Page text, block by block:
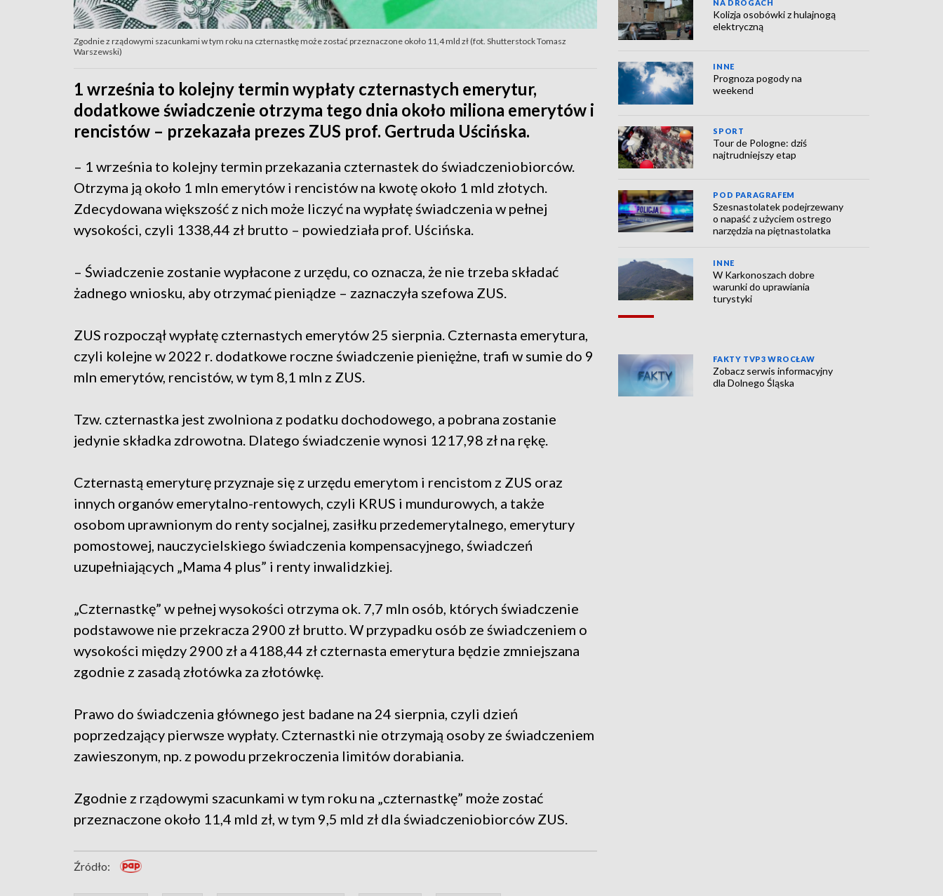
Zgodnie z rządowymi szacunkami w tym roku na czternastkę może zostać przeznaczone około 11,4 mld zł (fot. Shutterstock Tomasz
Warszewski)
1 września to kolejny termin wypłaty czternastych emerytur,
dodatkowe świadczenie otrzyma tego dnia około miliona emerytów i
rencistów – przekazała prezes ZUS prof. Gertruda Uścińska.
– 1 września to kolejny termin przekazania czternastek do świadczeniobiorców.
Otrzyma ją około 1 mln emerytów i rencistów na kwotę około 1 mld złotych.
Zdecydowana większość z nich może liczyć na wypłatę świadczenia w pełnej
wysokości, czyli 1338,44 zł brutto – powiedziała prof. Uścińska.
– Świadczenie zostanie wypłacone z urzędu, co oznacza, że nie trzeba składać
żadnego wniosku, aby otrzymać pieniądze – zaznaczyła szefowa ZUS.
ZUS rozpoczął wypłatę czternastych emerytów 25 sierpnia. Czternasta emerytura,
czyli kolejne w 2022 r. dodatkowe roczne świadczenie pieniężne, trafi w sumie do 9
mln emerytów, rencistów, w tym 8,1 mln z ZUS.
Tzw. czternastka jest zwolniona z podatku dochodowego, a pobrana zostanie
jedynie składka zdrowotna. Dlatego świadczenie wynosi 1217,98 zł na rękę.
Czternastą emeryturę przyznaje się z urzędu emerytom i rencistom z ZUS oraz
innych organów emerytalno-rentowych, czyli KRUS i mundurowych, a także
osobom uprawnionym do renty socjalnej, zasiłku przedemerytalnego, emerytury
pomostowej, nauczycielskiego świadczenia kompensacyjnego, świadczeń
uzupełniających „Mama 4 plus” i renty inwalidzkiej.
„Czternastkę” w pełnej wysokości otrzyma ok. 7,7 mln osób, których świadczenie
podstawowe nie przekracza 2900 zł brutto. W przypadku osób ze świadczeniem o
wysokości między 2900 zł a 4188,44 zł czternasta emerytura będzie zmniejszana
zgodnie z zasadą złotówka za złotówkę.
Prawo do świadczenia głównego jest badane na 24 sierpnia, czyli dzień
poprzedzający pierwsze wypłaty. Czternastki nie otrzymają osoby ze świadczeniem
zawieszonym, np. z powodu przekroczenia limitów dorabiania.
Zgodnie z rządowymi szacunkami w tym roku na „czternastkę” może zostać
przeznaczone około 11,4 mld zł, w tym 9,5 mld zł dla świadczeniobiorców ZUS.
Źródło:
NA DROGACH
Kolizja osobówki z hulajnogą
elektryczną
INNE
Prognoza pogody na
weekend
SPORT
Tour de Pologne: dziś
najtrudniejszy etap
POD PARAGRAFEM
Szesnastolatek podejrzewany
o napaść z użyciem ostrego
narzędzia na piętnastolatka
INNE
W Karkonoszach dobre
warunki do uprawiania
turystyki
FAKTY TVP3 WROCŁAW
Zobacz serwis informacyjny
dla Dolnego Śląska